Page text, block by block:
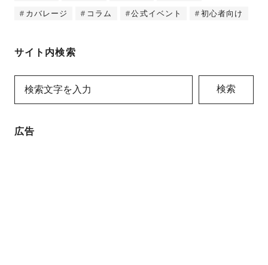
カバレージ コラム 公式イベント 初心者向け
サイト内検索
検索
広告